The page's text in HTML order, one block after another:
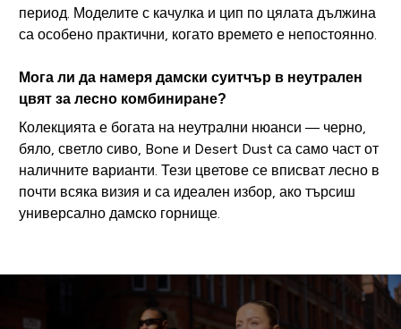
период. Моделите с качулка и цип по цялата дължина
са особено практични, когато времето е непостоянно.
Мога ли да намеря дамски суитчър в неутрален
цвят за лесно комбиниране?
Колекцията е богата на неутрални нюанси — черно,
бяло, светло сиво, Bone и Desert Dust са само част от
наличните варианти. Тези цветове се вписват лесно в
почти всяка визия и са идеален избор, ако търсиш
универсално дамско горнище.